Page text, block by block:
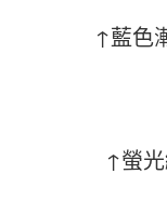
↑藍色
↑螢